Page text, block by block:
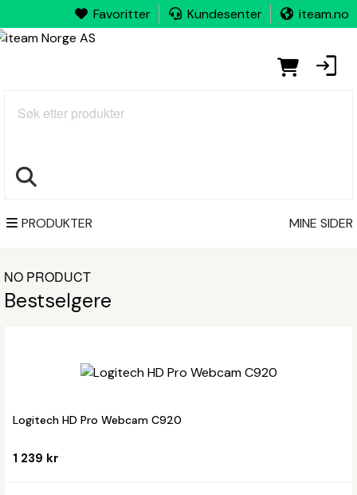
Favoritter Kundesenter iteam.no
Søk
PRODUKTER MINE SIDER
NO PRODUCT
Bestselgere
Logitech HD Pro Webcam C920
1 239 kr